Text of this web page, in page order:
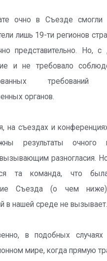
очно в Съезде смогли
лишь 19-ти регионов
представительно. Но, с
и не требовало
органов.
на съездах и
результаты очного
разногласия.
та команда, что
Съезда (о чем
в нашей среде не вызывает.
в подобных
мире, когда прямую